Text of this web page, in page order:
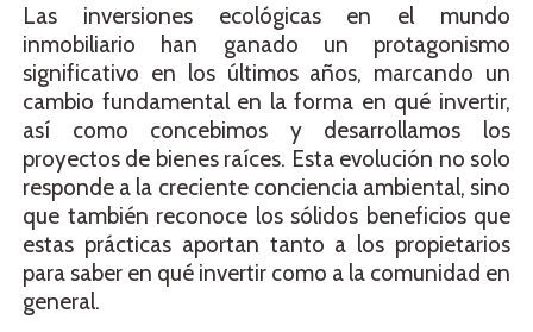
Las inversiones ecológicas en el mundo
inmobiliario han ganado un protagonismo
significativo en los últimos años, marcando un
cambio fundamental en la forma en qué invertir,
así como concebimos y desarrollamos los
proyectos de bienes raíces. Esta evolución no solo
responde a la creciente conciencia ambiental, sino
que también reconoce los sólidos beneficios que
estas prácticas aportan tanto a los propietarios
para saber en qué invertir como a la comunidad en
general.